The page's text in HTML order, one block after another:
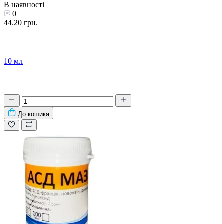
В наявності
0
44.20 грн.
10 мл
До кошика